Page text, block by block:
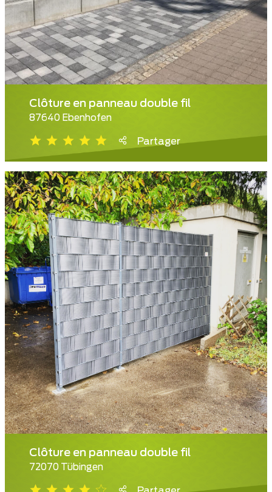
Clôture en panneau double fil
87640 Ebenhofen
Partager
Clôture en panneau double fil
72070 Tübingen